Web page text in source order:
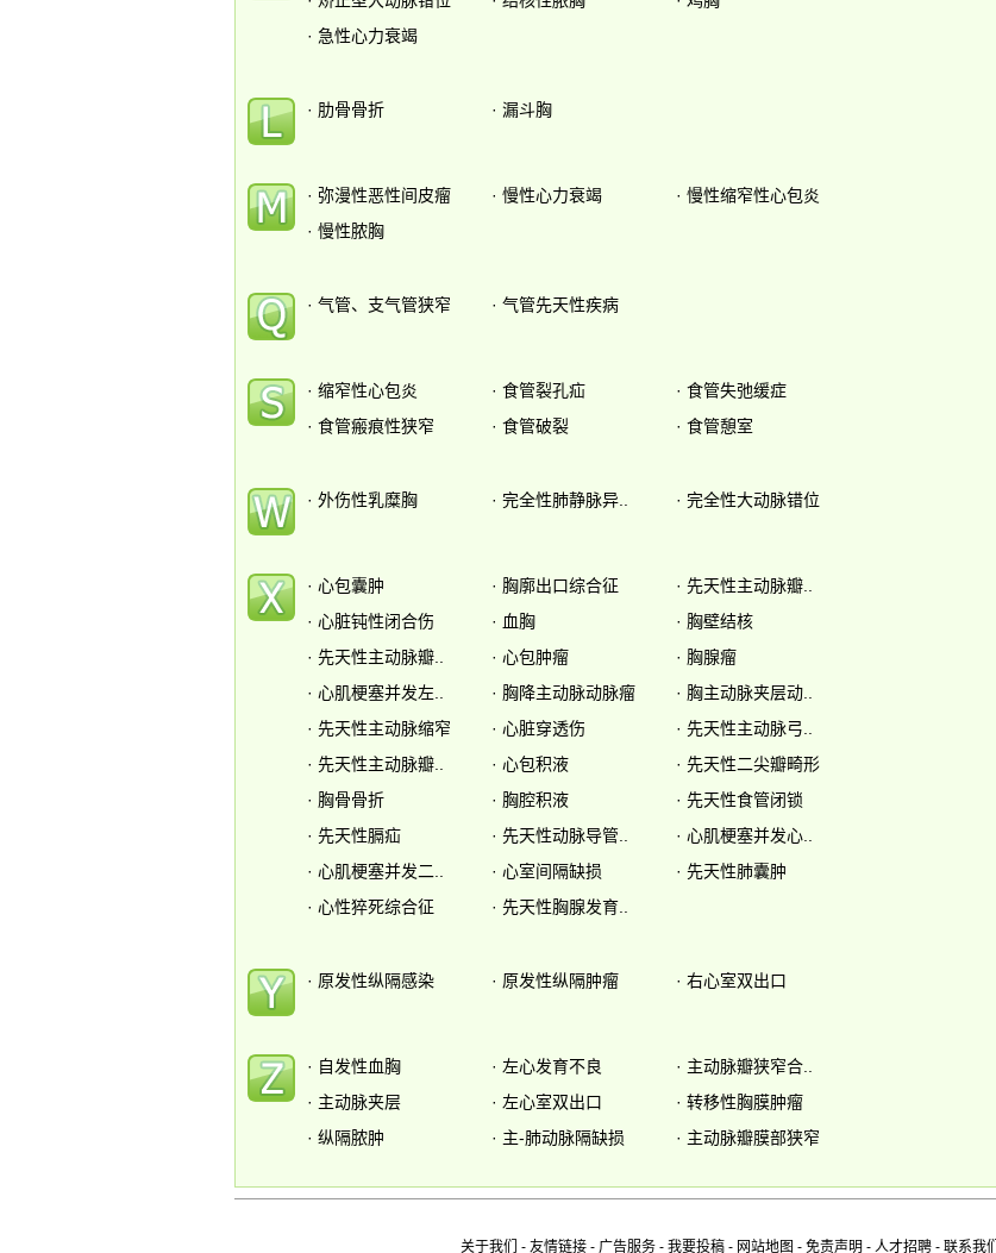
· 急性心力衰竭
· 肋骨骨折 · 漏斗胸
· 弥漫性恶性间皮瘤 · 慢性心力衰竭 · 慢性缩窄性心包炎
· 慢性脓胸
· 气管、支气管狭窄 · 气管先天性疾病
· 缩窄性心包炎 · 食管裂孔疝 · 食管失弛缓症
· 食管瘢痕性狭窄 · 食管破裂 · 食管憩室
· 外伤性乳糜胸 · 完全性肺静脉异.. · 完全性大动脉错位
· 心包囊肿 · 胸廓出口综合征 · 先天性主动脉瓣..
· 心脏钝性闭合伤 · 血胸 · 胸壁结核
· 先天性主动脉瓣.. · 心包肿瘤 · 胸腺瘤
· 心肌梗塞并发左.. · 胸降主动脉动脉瘤 · 胸主动脉夹层动..
· 先天性主动脉缩窄 · 心脏穿透伤 · 先天性主动脉弓..
· 先天性主动脉瓣.. · 心包积液 · 先天性二尖瓣畸形
· 胸骨骨折 · 胸腔积液 · 先天性食管闭锁
· 先天性膈疝 · 先天性动脉导管.. · 心肌梗塞并发心..
· 心肌梗塞并发二.. · 心室间隔缺损 · 先天性肺囊肿
· 心性猝死综合征 · 先天性胸腺发育..
· 原发性纵隔感染 · 原发性纵隔肿瘤 · 右心室双出口
· 自发性血胸 · 左心发育不良 · 主动脉瓣狭窄合..
· 主动脉夹层 · 左心室双出口 · 转移性胸膜肿瘤
· 纵隔脓肿 · 主-肺动脉隔缺损 · 主动脉瓣膜部狭窄
关于我们 - 友情链接 - 广告服务 - 我要投稿 - 网站地图 - 免责声明 - 人才招聘 - 联系我们